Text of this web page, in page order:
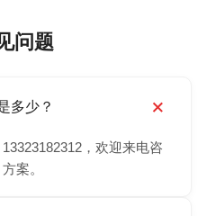
问题
多少？
，欢迎来电咨
案。